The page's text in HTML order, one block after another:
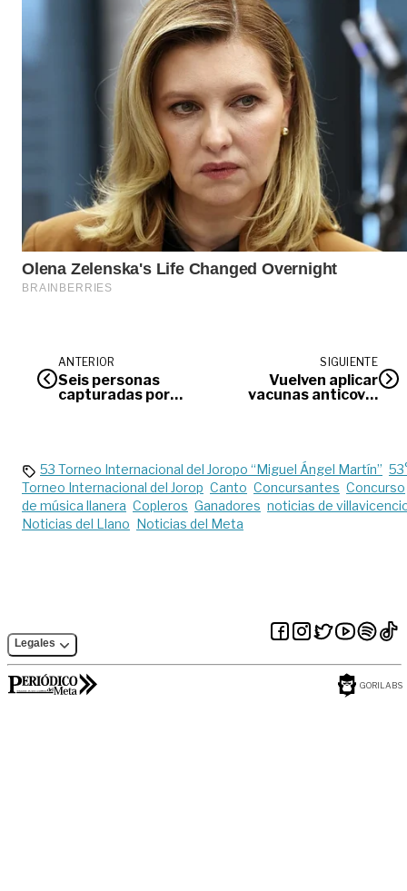
ANTERIOR
Seis personas
capturadas por
SIGUIENTE
Vuelven aplicar
vacunas anticovid
53 Torneo Internacional del Joropo “Miguel Ángel Martín”
Torneo Internacional del Jorop Canto Concursantes Concurso
de música llanera Copleros Ganadores noticias de
Noticias del Llano Noticias del Meta
Legales
GORILABS